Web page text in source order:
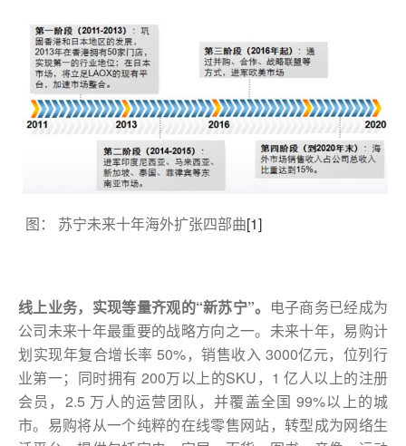
图： 苏宁未来十年海外扩张四部曲[1]
线上业务，实现等量齐观的“新苏宁”。 电子商务已经成为
公司未来十年最重要的战略方向之一。未来十年，易购计
划实现年复合增长率 50%，销售收入 3000亿元，位列行
业第一；同时拥有 200万以上的SKU，1 亿人以上的注册
会员，2.5 万人的运营团队，并覆盖全国 99%以上的城
市。易购将从一个纯粹的在线零售网站，转型成为网络生